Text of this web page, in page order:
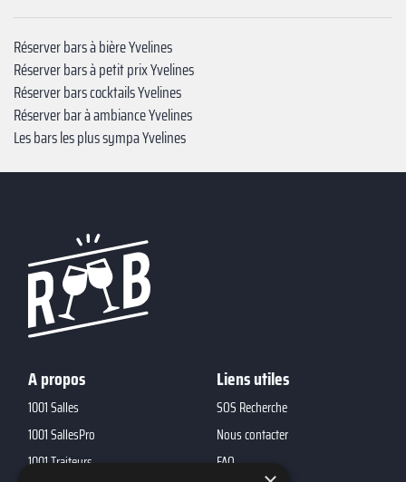
Réserver bars à bière Yvelines
Réserver bars à petit prix Yvelines
Réserver bars cocktails Yvelines
Réserver bar à ambiance Yvelines
Les bars les plus sympa Yvelines
A propos
1001 Salles
1001 SallesPro
1001 Traiteurs
Liens utiles
SOS Recherche
Nous contacter
FAQ